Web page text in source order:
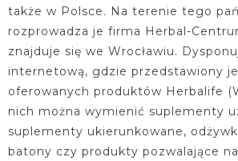
także w Polsce. Na terenie tego
rozprowadza je firma Herbal-
znajduje się we Wrocławiu.
internetową, gdzie przedstawiony
oferowanych produktów Herbalife
nich można wymienić suplementy
suplementy ukierunkowane,
batony czy produkty pozwalające